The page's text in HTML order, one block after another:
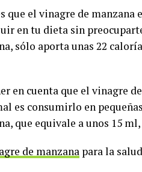
que el vinagre de
en tu dieta sin
sólo aporta unas 22
en cuenta que el vinagre
es consumirlo en
que equivale a unos 15
de manzana para la salud